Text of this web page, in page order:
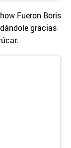
Fueron Boris
gracias